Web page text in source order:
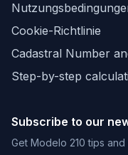
Cookie-Richtlinie
Cadastral Number
Step-by-step
Subscribe to our
Get Modelo 210 tips